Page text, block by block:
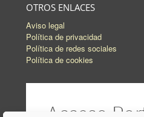
OTROS ENLACES
Aviso legal
Política de privacidad
Política de redes sociales
Política de cookies